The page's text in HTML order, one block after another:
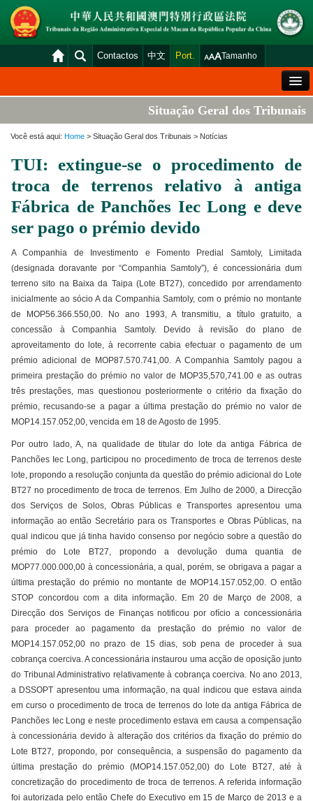
Contactos 中文 Port. Tamanho
Situação Geral dos Tribunais
Distribuição e Marcação
Venda Judicial
Estatística
Consulta das declarações de rendimentos
Download
Plataforma electrónica dos tribunais
Situação Geral dos Tribunais
Você está aqui: Home > Situação Geral dos Tribunais > Notícias
TUI: extingue-se o procedimento de
troca de terrenos relativo à antiga
Fábrica de Panchões Iec Long e deve
ser pago o prémio devido
A Companhia de Investimento e Fomento Predial Samtoly, Limitada
(designada doravante por “Companhia Samtoly”), é concessionária dum
terreno sito na Baixa da Taipa (Lote BT27), concedido por arrendamento
inicialmente ao sócio A da Companhia Samtoly, com o prémio no montante
de MOP56.366.550,00. No ano 1993, A transmitiu, a título gratuito, a
concessão à Companhia Samtoly. Devido à revisão do plano de
aproveitamento do lote, à recorrente cabia efectuar o pagamento de um
prémio adicional de MOP87.570.741,00. A Companhia Samtoly pagou a
primeira prestação do prémio no valor de MOP35,570,741.00 e as outras
três prestações, mas questionou posteriormente o critério da fixação do
prémio, recusando-se a pagar a última prestação do prémio no valor de
MOP14.157.052,00, vencida em 18 de Agosto de 1995.
Por outro lado, A, na qualidade de titular do lote da antiga Fábrica de
Panchões Iec Long, participou no procedimento de troca de terrenos deste
lote, propondo a resolução conjunta da questão do prémio adicional do Lote
BT27 no procedimento de troca de terrenos. Em Julho de 2000, a Direcção
dos Serviços de Solos, Obras Públicas e Transportes apresentou uma
informação ao então Secretário para os Transportes e Obras Públicas, na
qual indicou que já tinha havido consenso por negócio sobre a questão do
prémio do Lote BT27, propondo a devolução duma quantia de
MOP77.000.000,00 à concessionária, a qual, porém, se obrigava a pagar a
última prestação do prémio no montante de MOP14.157.052,00. O então
STOP concordou com a dita informação. Em 20 de Março de 2008, a
Direcção dos Serviços de Finanças notificou por ofício a concessionária
para proceder ao pagamento da prestação do prémio no valor de
MOP14.157.052,00 no prazo de 15 dias, sob pena de proceder à sua
cobrança coerciva. A concessionária instaurou uma acção de oposição junto
do Tribunal Administrativo relativamente à cobrança coerciva. No ano 2013,
a DSSOPT apresentou uma informação, na qual indicou que estava ainda
em curso o procedimento de troca de terrenos do lote da antiga Fábrica de
Panchões Iec Long e neste procedimento estava em causa a compensação
à concessionária devido à alteração dos critérios da fixação do prémio do
Lote BT27, propondo, por consequência, a suspensão do pagamento da
última prestação do prémio (MOP14.157.052,00) do Lote BT27, até à
concretização do procedimento de troca de terrenos. A referida informação
foi autorizada pelo então Chefe do Executivo em 15 de Março de 2013 e a